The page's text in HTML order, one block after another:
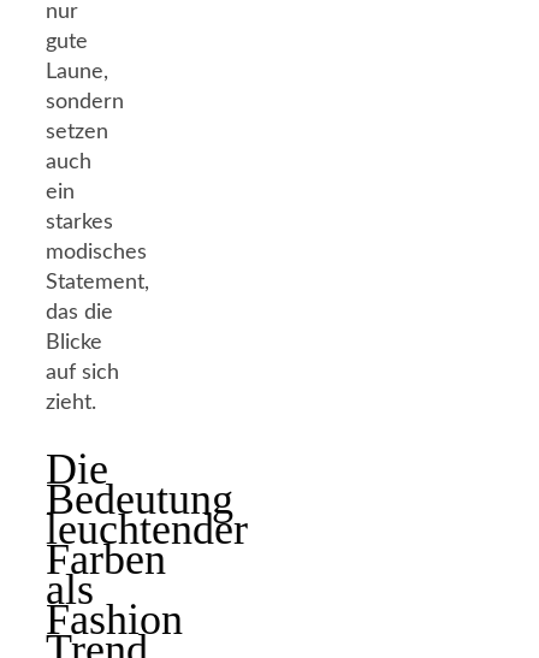
nur
gute
Laune,
sondern
setzen
auch
ein
starkes
modisches
Statement,
das die
Blicke
auf sich
zieht.
Die
Bedeutung
leuchtender
Farben
als
Fashion